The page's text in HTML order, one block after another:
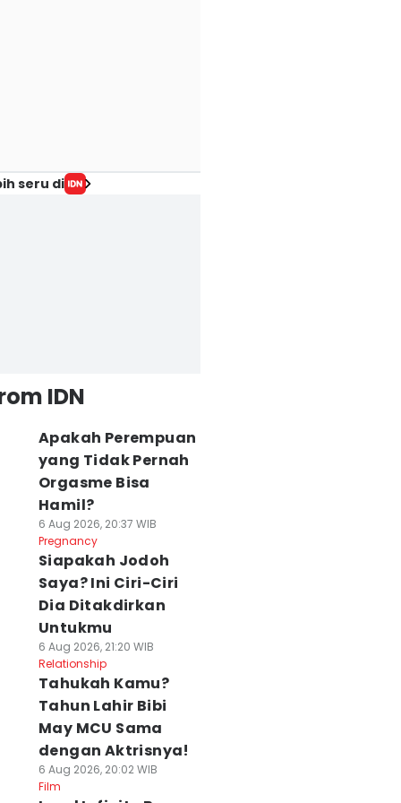
seru di
IDN
Apakah Perempuan
yang Tidak Pernah
Orgasme Bisa
Hamil?
6 Aug 2026, 20:37 WIB
Pregnancy
Siapakah Jodoh
Saya? Ini Ciri-Ciri
Dia Ditakdirkan
Untukmu
6 Aug 2026, 21:20 WIB
Relationship
Tahukah Kamu?
Tahun Lahir Bibi
May MCU Sama
dengan Aktrisnya!
6 Aug 2026, 20:02 WIB
Film